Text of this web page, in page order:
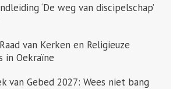
‘De weg van discipelschap’
van Kerken en Religieuze
in Oekraïne
van Gebed 2027: Wees niet bang